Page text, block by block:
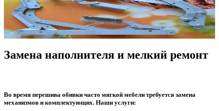
Замена наполнителя и мелкий ремонт
Во время перешива обивки часто мягкой мебели требуется замена
механизмов и комплектующих. Наши услуги: